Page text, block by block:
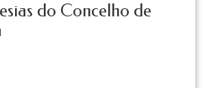
do Concelho de